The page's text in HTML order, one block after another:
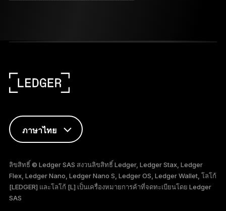
ภาษาไทย
FRANÇAIS
TÜRKÇE
ลิขสิทธิ์ © Ledger SAS สงวนลิขสิทธิ์ Ledger, Ledger Stax, Ledger
Flex, Ledger Nano, Ledger Nano S, Ledger OS, Ledger Wallet, โลโก้
[LEDGER] และโลโก้ [L] เป็นเครื่องหมายการค้าที่จดทะเบียนโดย Ledger
SAS